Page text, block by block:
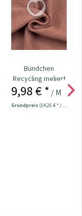
Bündchen
Recycling meliert
rosenholz
9,98 € * / Meter
Grundpreis (14,26 € * / 1 m²)